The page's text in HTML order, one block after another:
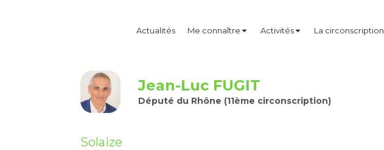
Actualités Me connaître Activités La circonscription
Jean-Luc FUGIT
Député du Rhône (11ème circonscription)
Solaize